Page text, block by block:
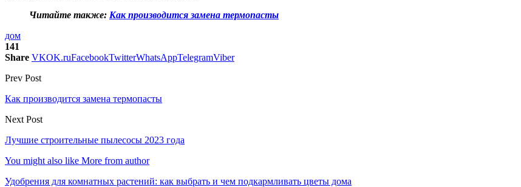
Читайте также: Как производится замена термопасты
дом
141
Share VKOK.ruFacebookTwitterWhatsAppTelegramViber
Prev Post
Как производится замена термопасты
Next Post
Лучшие строительные пылесосы 2023 года
You might also like More from author
Удобрения для комнатных растений: как выбрать и чем подкармливать цветы дома